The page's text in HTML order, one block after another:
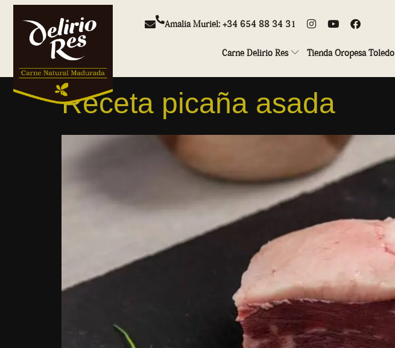
Amalia Muriel: +34 654 88 34 31
Carne Delirio Res Tienda Oropesa Toledo
Receta picaña asada